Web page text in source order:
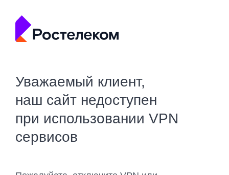
Уважаемый клиент,
наш сайт недоступен
при использовании VPN
сервисов